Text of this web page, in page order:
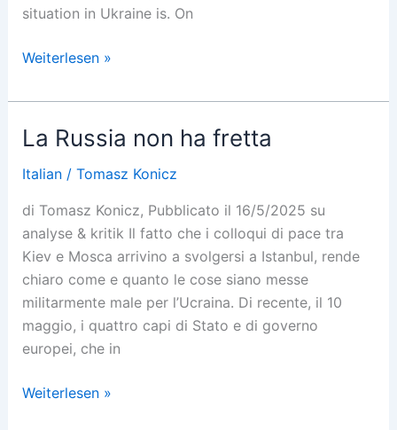
situation in Ukraine is. On
Russia
in
No
Hurry
Weiterlesen »
La Russia non ha fretta
Italian/ Tomasz Konicz
di Tomasz Konicz, Pubblicato il 16/5/2025 su
analyse & kritik Il fatto che i colloqui di pace tra
Kiev e Mosca arrivino a svolgersi a Istanbul, rende
chiaro come e quanto le cose siano messe
militarmente male per l’Ucraina. Di recente, il 10
maggio, i quattro capi di Stato e di governo
europei, che in
La
Weiterlesen »